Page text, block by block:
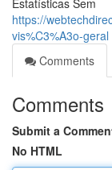
Estatísticas Sem
https://
vis%C3%A3o-geral
Comments
Comments
Submit a
No HTML